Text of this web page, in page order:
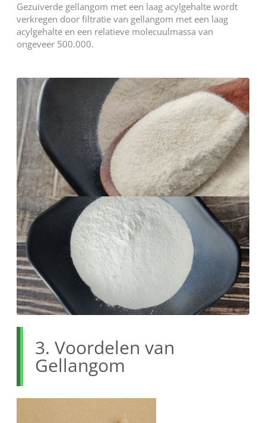
Gezuiverde gellangom met een laag acylgehalte wordt
verkregen door filtratie van gellangom met een laag
acylgehalte en een relatieve molecuulmassa van
ongeveer 500.000.
3. Voordelen van
Gellangom